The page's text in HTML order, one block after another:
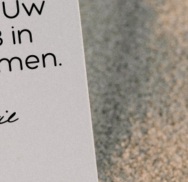
in- als eversie, in
plantairflexie blijven
Enkelbrace Aequi
wordt
een eenvoudige en comfortabele
brace kan op een dusdanige
molecuulsymbolen helpen het
uit niet-elastisch materiaal
het bieden van de juiste